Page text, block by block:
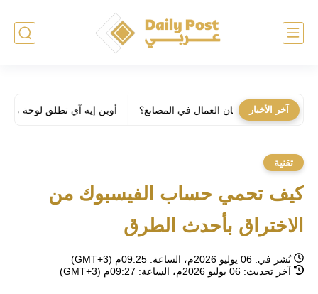
آخر الأخبار أوبن إيه آي تطلق لوحة مفاتيح بـ 230$ خاصة لـ كودكس
تقنية
كيف تحمي حساب الفيسبوك من
الاختراق بأحدث الطرق
نُشر في: 06 يوليو 2026م، الساعة: 09:25م (GMT+3)
آخر تحديث: 06 يوليو 2026م، الساعة: 09:27م (GMT+3)